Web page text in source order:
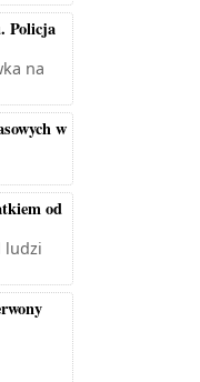
Policja
na
w
od
ludzi